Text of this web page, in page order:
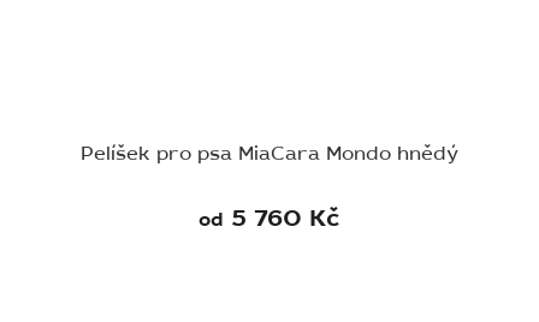
Pelíšek pro psa MiaCara Mondo hnědý
od 5 760 Kč